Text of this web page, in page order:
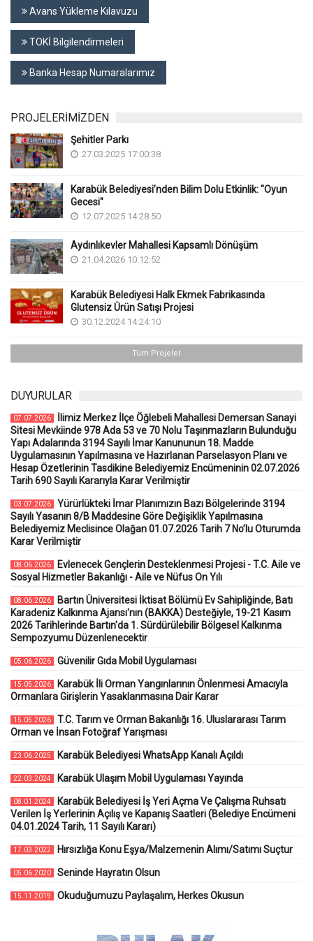
Avans Yükleme Kılavuzu
TOKİ Bilgilendirmeleri
Banka Hesap Numaralarımız
PROJELERİMİZDEN
Şehitler Parkı
27.03.2025 17:00:38
Karabük Belediyesi’nden Bilim Dolu Etkinlik: "Oyun
Gecesi"
12.07.2025 14:28:50
Aydınlıkevler Mahallesi Kapsamlı Dönüşüm
21.04.2026 10:12:52
Karabük Belediyesi Halk Ekmek Fabrikasında
Glutensiz Ürün Satışı Projesi
30.12.2024 14:24:10
Tüm Projeler
DUYURULAR
07.07.2026
İlimiz Merkez İlçe Öğlebeli Mahallesi Demersan Sanayi
Sitesi Mevkiinde 978 Ada 53 ve 70 Nolu Taşınmazların Bulunduğu
Yapı Adalarında 3194 Sayılı İmar Kanununun 18. Madde
Uygulamasının Yapılmasına ve Hazırlanan Parselasyon Planı ve
Hesap Özetlerinin Tasdikine Belediyemiz Encümeninin 02.07.2026
Tarih 690 Sayılı Kararıyla Karar Verilmiştir
03.07.2026
Yürürlükteki İmar Planımızın Bazı Bölgelerinde 3194
Sayılı Yasanın 8/B Maddesine Göre Değişiklik Yapılmasına
Belediyemiz Meclisince Olağan 01.07.2026 Tarih 7 No’lu Oturumda
Karar Verilmiştir
08.06.2026
Evlenecek Gençlerin Desteklenmesi Projesi - T.C. Aile ve
Sosyal Hizmetler Bakanlığı - Aile ve Nüfus On Yılı
08.06.2026
Bartın Üniversitesi İktisat Bölümü Ev Sahipliğinde, Batı
Karadeniz Kalkınma Ajansı'nın (BAKKA) Desteğiyle, 19-21 Kasım
2026 Tarihlerinde Bartın'da 1. Sürdürülebilir Bölgesel Kalkınma
Sempozyumu Düzenlenecektir
05.06.2026 Güvenilir Gıda Mobil Uygulaması
15.05.2026
Karabük İli Orman Yangınlarının Önlenmesi Amacıyla
Ormanlara Girişlerin Yasaklanmasına Dair Karar
15.05.2026
T.C. Tarım ve Orman Bakanlığı 16. Uluslararası Tarım
Orman ve İnsan Fotoğraf Yarışması
23.06.2025 Karabük Belediyesi WhatsApp Kanalı Açıldı
22.03.2024 Karabük Ulaşım Mobil Uygulaması Yayında
08.01.2024
Karabük Belediyesi İş Yeri Açma Ve Çalışma Ruhsatı
Verilen İş Yerlerinin Açılış ve Kapanış Saatleri (Belediye Encümeni
04.01.2024 Tarih, 11 Sayılı Kararı)
17.03.2022 Hırsızlığa Konu Eşya/Malzemenin Alımı/Satımı Suçtur
05.06.2020 Seninde Hayratın Olsun
15.11.2019 Okuduğumuzu Paylaşalım, Herkes Okusun